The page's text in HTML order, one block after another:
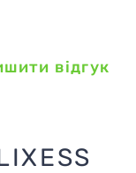
відгук